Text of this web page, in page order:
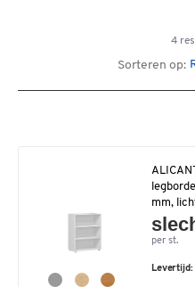
4
Sorteren op:
mm,
per st.
Levertijd: